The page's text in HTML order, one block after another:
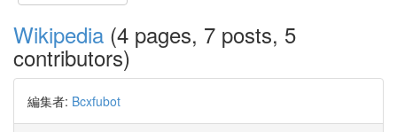
Wikipedia (4 pages, 7 posts, 5
contributors)
編集者: Bcxfubot